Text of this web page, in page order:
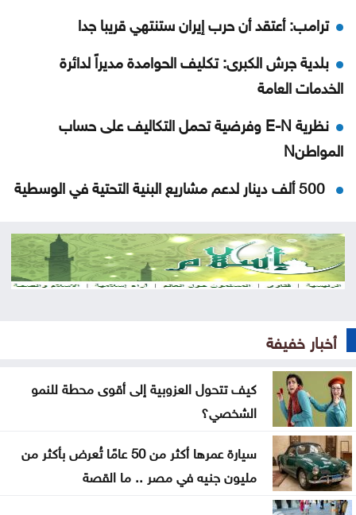
ترامب: أعتقد أن حرب إيران ستنتهي قريبا جدا
بلدية جرش الكبرى: تكليف الحوامدة مديراً لدائرة
الخدمات العامة
نظرية E-N وفرضية تحمل التكاليف على حساب
المواطنN
تمهيدي الدوري الأوروبي
أوغندا توافق على نشر وحدة من جيشها في غزة
مضيق البوسفور
الأردن يدين التفجير الإرهابي الذي استهدف حافلة في
جرمانا بريف دمشق
غوتيريش يدعو روسيا وأوكرانيا إلى تجنب استهداف
المدنيين
أخبار خفيفة
كيف تتحول العزوبية إلى أقوى محطة للنمو
الشخصي؟
سيارة عمرها أكثر من 50 عامًا تُعرض بأكثر من
مليون جنيه في مصر .. ما القصة